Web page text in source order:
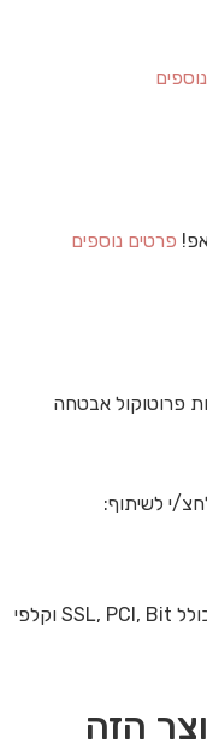
פרטים נוספים
פרוטוקול אבטחה
י לשיתוף:
הזה